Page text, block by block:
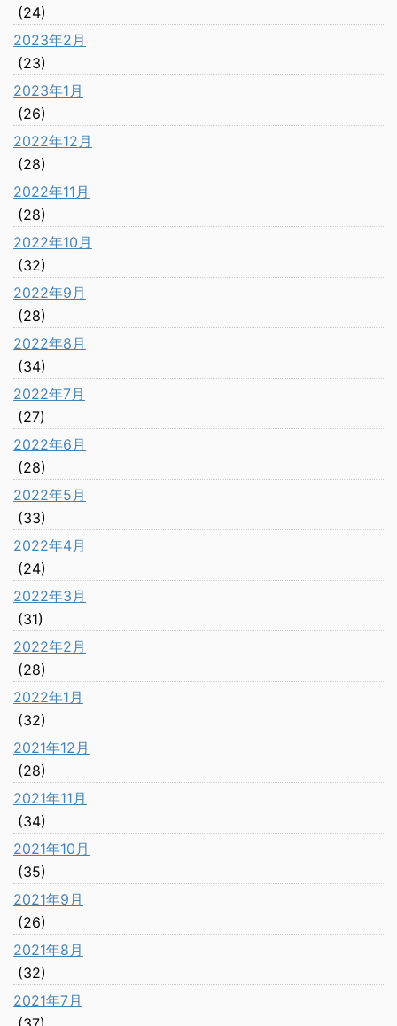
(24)
2023年2月
(23)
2023年1月
(26)
2022年12月
(28)
2022年11月
(28)
2022年10月
(32)
2022年9月
(28)
2022年8月
(34)
2022年7月
(27)
2022年6月
(28)
2022年5月
(33)
2022年4月
(24)
2022年3月
(31)
2022年2月
(28)
2022年1月
(32)
2021年12月
(28)
2021年11月
(34)
2021年10月
(35)
2021年9月
(26)
2021年8月
(32)
2021年7月